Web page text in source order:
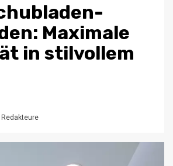
Maximale
in stilvollem
Redakteure